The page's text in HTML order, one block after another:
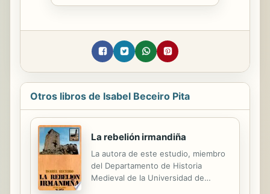
Otros libros de Isabel Beceiro Pita
La rebelión irmandiña
La autora de este estudio, miembro
del Departamento de Historia
Medieval de la Universidad de